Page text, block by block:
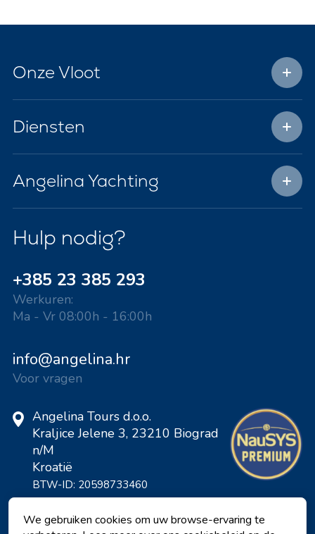
Onze Vloot
Diensten
Angelina Yachting
Hulp nodig?
+385 23 385 293
Werkuren:
Ma - Vr 08:00h - 16:00h
info@angelina.hr
Voor vragen
Angelina Tours d.o.o.
Kraljice Jelene 3, 23210 Biograd
n/M
Kroatië
BTW-ID: 20598733460
ID: HR-AB-23-060130534, MB:
0650676
We gebruiken cookies om uw browse-ervaring te